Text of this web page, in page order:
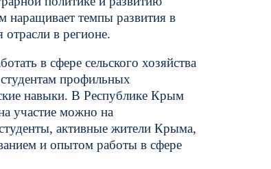
наращивает темпы развития в
в регионе.
в сфере сельского хозяйства
профильных
навыки. В Республике Крым
участие можно на
активные жители Крыма,
и опытом работы в сфере